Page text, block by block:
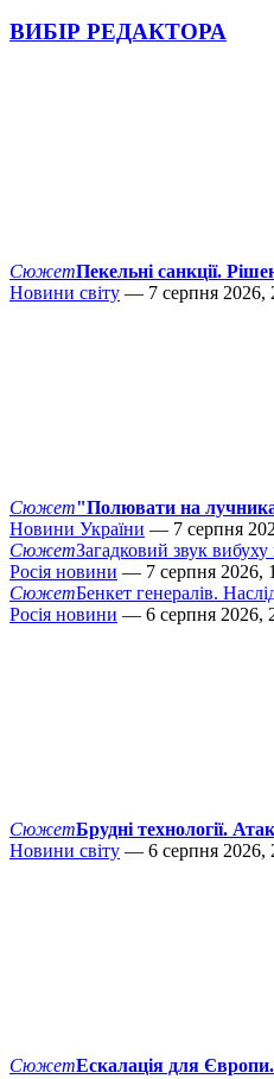
ВИБІР РЕДАКТОРА
СюжетПекельні санкції.
Новини світу — 7 серпня 2026,
Сюжет"Полювати на
Новини України — 7 серпня
СюжетЗагадковий звук
Росія новини — 7 серпня 2026,
СюжетБенкет генералів.
Росія новини — 6 серпня 2026,
СюжетБрудні технології.
Новини світу — 6 серпня 2026,
СюжетЕскалація для